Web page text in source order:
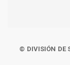
© DIVISIÓN DE